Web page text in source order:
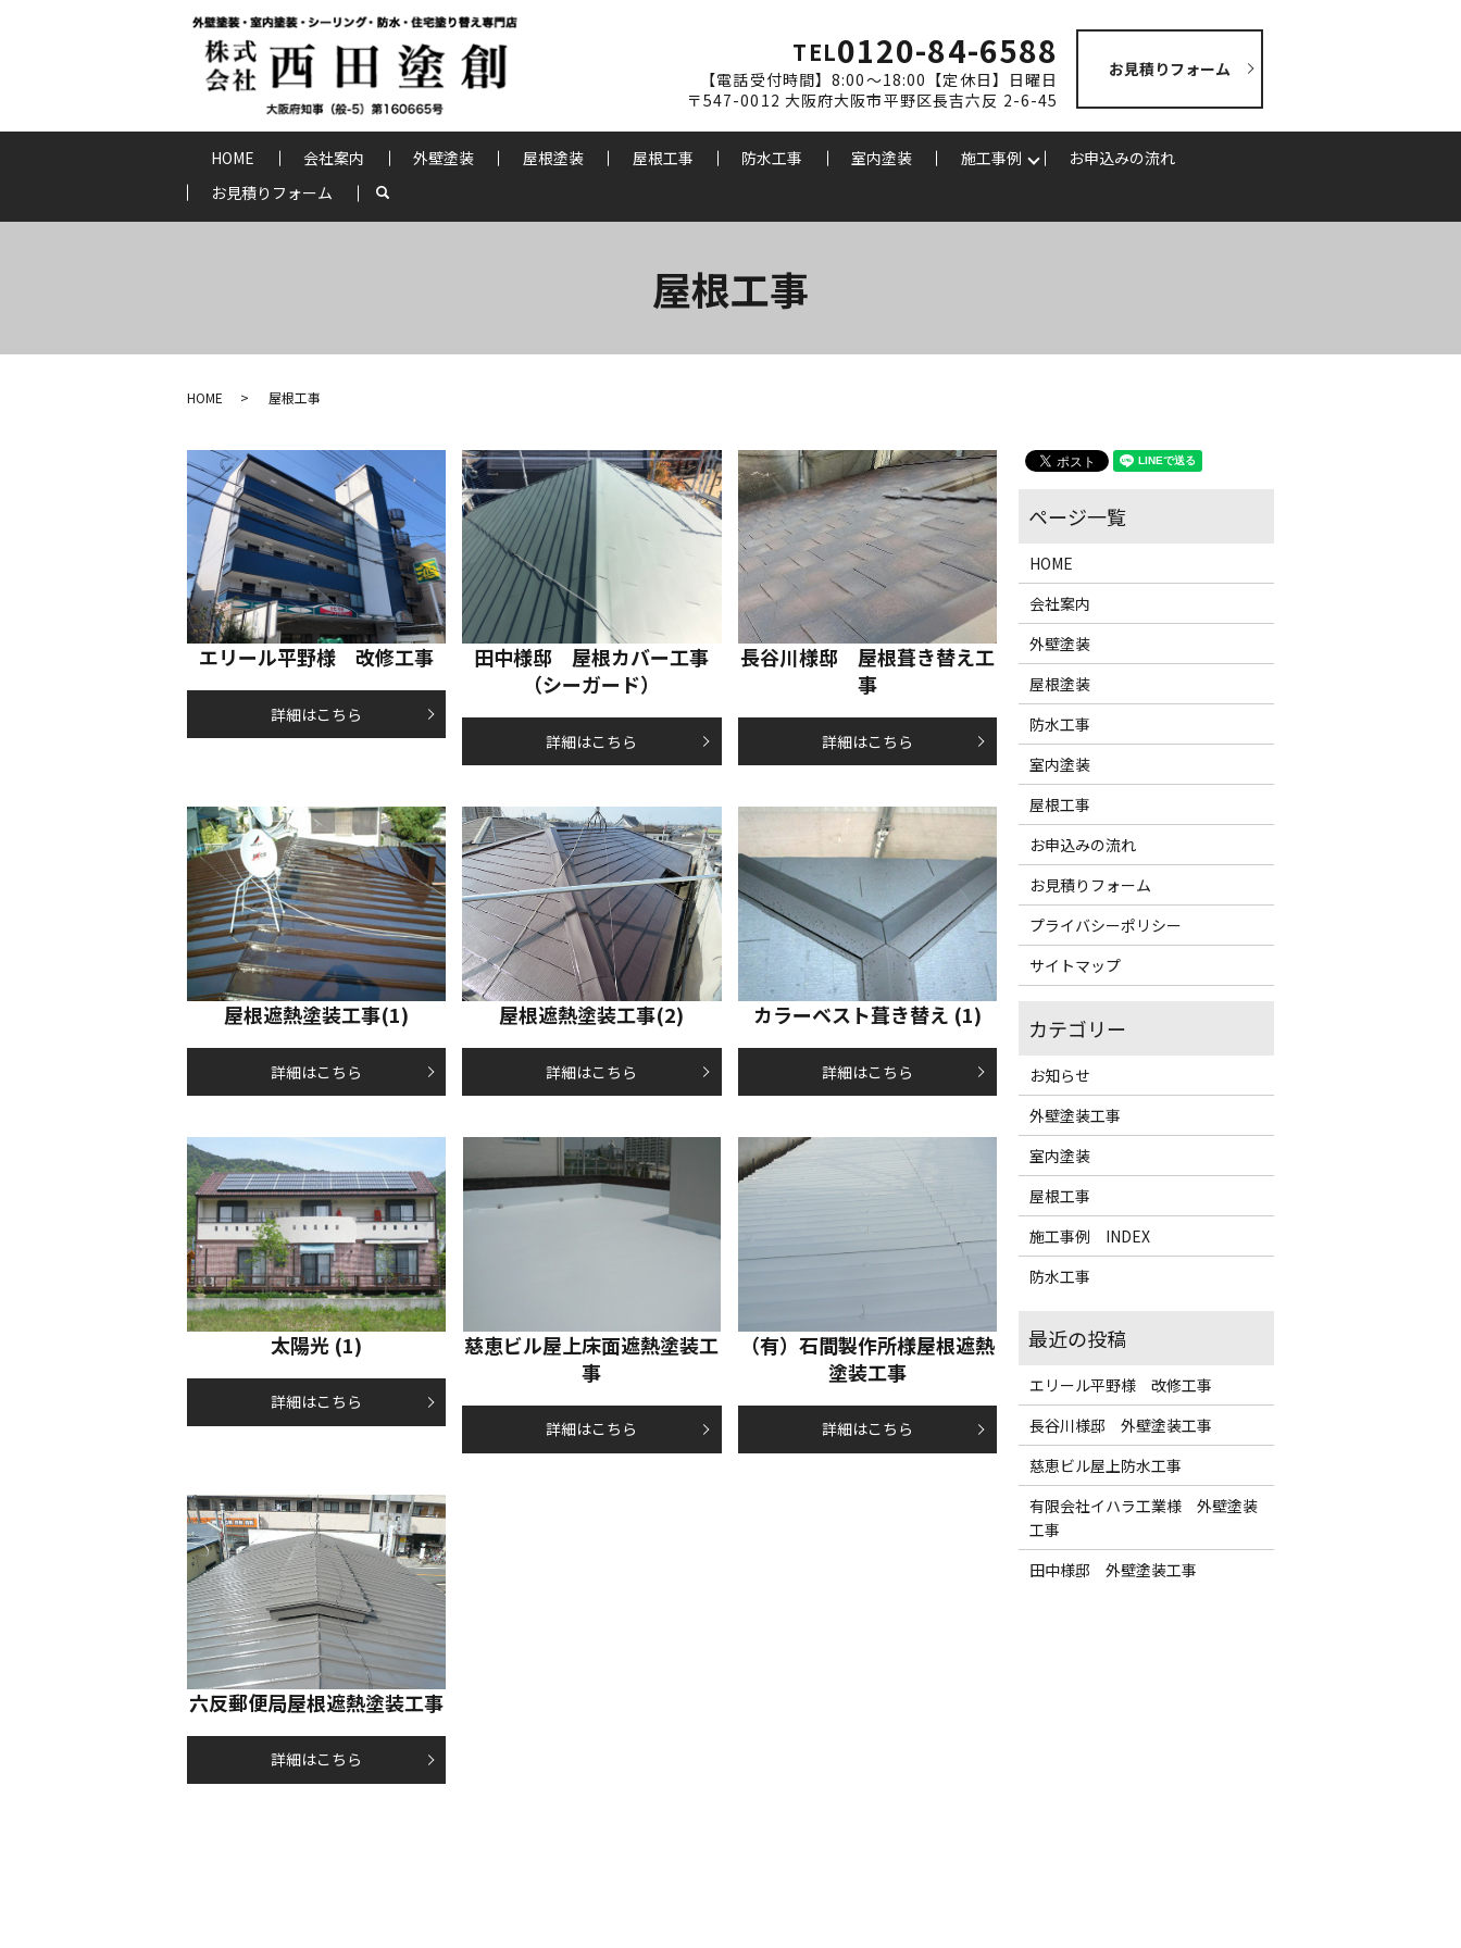
HOME 会社案内 外壁塗装 屋根塗装 屋根工事 防水工事 室内塗装 施工事例
お申込みの流れ
お見積りフォーム
search
TEL0120-84-6588
【電話受付時間】8:00～18:00【定休日】日曜日
〒547-0012 大阪府大阪市平野区長吉六反 2-6-45
お見積りフォーム
屋根工事
HOME 屋根工事
エリール平野様 改修工事
詳細はこちら
田中様邸 屋根カバー工事
（シーガード）
詳細はこちら
長谷川様邸 屋根葺き替え工
事
詳細はこちら
屋根遮熱塗装工事(1)
詳細はこちら
屋根遮熱塗装工事(2)
詳細はこちら
カラーベスト葺き替え (1)
詳細はこちら
太陽光 (1)
詳細はこちら
慈恵ビル屋上床面遮熱塗装工
事
詳細はこちら
（有）石間製作所様屋根遮熱
塗装工事
詳細はこちら
六反郵便局屋根遮熱塗装工事
詳細はこちら
HOME
会社案内
外壁塗装
屋根塗装
防水工事
室内塗装
屋根工事
お申込みの流れ
お見積りフォーム
プライバシーポリシー
サイトマップ
お知らせ
外壁塗装工事
室内塗装
屋根工事
施工事例 INDEX
防水工事
エリール平野様 改修工事
長谷川様邸 外壁塗装工事
慈恵ビル屋上防水工事
有限会社イハラ工業様 外壁塗装
工事
田中様邸 外壁塗装工事